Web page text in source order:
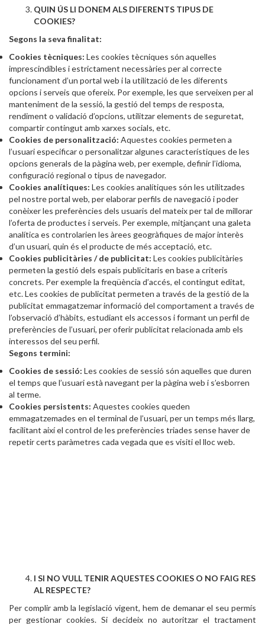
QUIN ÚS LI DONEM ALS DIFERENTS TIPUS DE
COOKIES?
Segons la seva finalitat:
Cookies tècniques: Les cookies tècniques són aquelles
imprescindibles i estrictament necessàries per al correcte
funcionament d’un portal web i la utilització de les diferents
opcions i serveis que ofereix. Por exemple, les que serveixen per al
manteniment de la sessió, la gestió del temps de resposta,
rendiment o validació d’opcions, utilitzar elements de seguretat,
compartir contingut amb xarxes socials, etc.
Cookies de personalització: Aquestes cookies permeten a
l’usuari especificar o personalitzar algunes característiques de les
opcions generals de la pàgina web, per exemple, definir l’idioma,
configuració regional o tipus de navegador.
Cookies analítiques: Les cookies analítiques són les utilitzades
pel nostre portal web, per elaborar perfils de navegació i poder
conèixer les preferències dels usuaris del mateix per tal de millorar
l’oferta de productes i serveis. Per exemple, mitjançant una galeta
analítica es controlarien les àrees geogràfiques de major interès
d’un usuari, quin és el producte de més acceptació, etc.
Cookies publicitàries / de publicitat: Les cookies publicitàries
permeten la gestió dels espais publicitaris en base a criteris
concrets. Per exemple la freqüència d’accés, el contingut editat,
etc. Les cookies de publicitat permeten a través de la gestió de la
publicitat emmagatzemar informació del comportament a través de
l’observació d’hàbits, estudiant els accessos i formant un perfil de
preferències de l’usuari, per oferir publicitat relacionada amb els
interessos del seu perfil.
Segons termini:
Cookies de sessió: Les cookies de sessió són aquelles que duren
el temps que l’usuari està navegant per la pàgina web i s’esborren
al terme.
Cookies persistents: Aquestes cookies queden
emmagatzemades en el terminal de l’usuari, per un temps més llarg,
facilitant així el control de les preferències triades sense haver de
repetir certs paràmetres cada vegada que es visiti el lloc web.
I SI NO VULL TENIR AQUESTES COOKIES O NO FAIG RES
AL RESPECTE?
Per complir amb la legislació vigent, hem de demanar el seu permís
per gestionar cookies. Si decideix no autoritzar el tractament